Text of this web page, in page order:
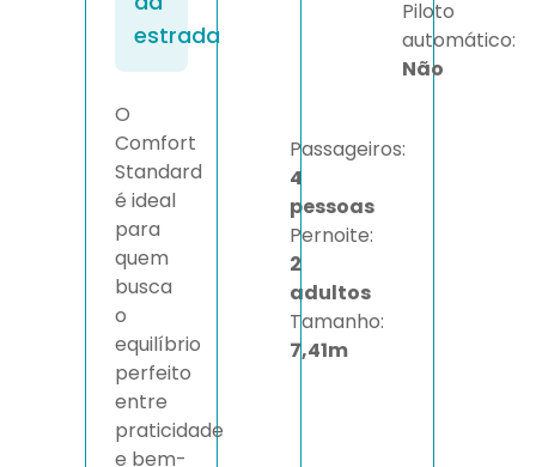
estrada
O
Comfort
Standard
é ideal
para
quem
busca
o
equilíbrio
perfeito
entre
praticidade
e bem-
Passageiros:
4
pessoas
Pernoite:
2
adultos
Tamanho:
7,41m
Piloto
automático:
Não